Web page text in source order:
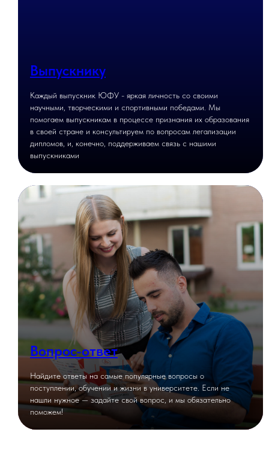
Выпускнику
Каждый выпускник ЮФУ - яркая личность со своими
научными, творческими и спортивными победами. Мы
помогаем выпускникам в процессе признания их образования
в своей стране и консультируем по вопросам легализации
дипломов, и, конечно, поддерживаем связь с нашими
выпускниками
Вопрос-ответ
Найдите ответы на самые популярные вопросы о
поступлении, обучении и жизни в университете. Если не
нашли нужное — задайте свой вопрос, и мы обязательно
поможем!